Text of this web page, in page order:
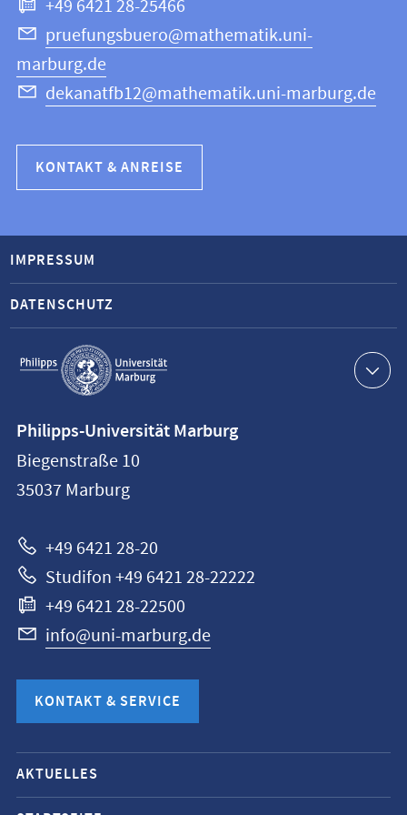
+49 6421 28-25466
pruefungsbuero@mathematik.uni-
marburg.de
dekanatfb12@mathematik.uni-marburg.de
KONTAKT & ANREISE
Service-
Navigation
IMPRESSUM
DATENSCHUTZ
Philipps-
Universität
Marburg
Philipps-Universität Marburg
Biegenstraße 10
35037 Marburg
+49 6421 28-20
Studifon +49 6421 28-22222
+49 6421 28-22500
info@uni-marburg.de
KONTAKT & SERVICE
Mobile-
Service-
AKTUELLES